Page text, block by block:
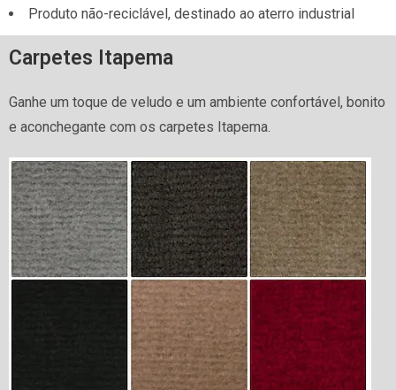
Produto não-reciclável, destinado ao aterro industrial
Carpetes Itapema
Ganhe um toque de veludo e um ambiente confortável, bonito
e aconchegante com os carpetes Itapema.